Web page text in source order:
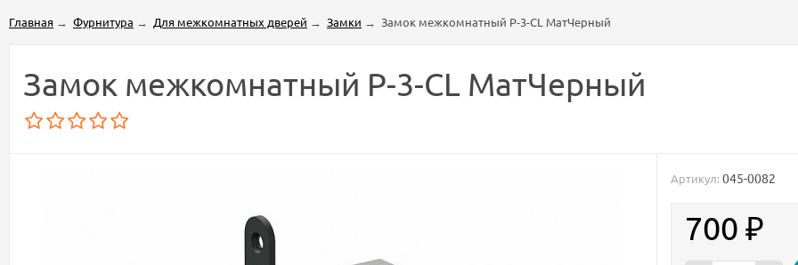
Главная → Фурнитура → Для межкомнатных дверей → Замки → Замок межкомнатный P-3-CL МатЧерный
Замок межкомнатный P-3-CL МатЧерный
Артикул: 045-0082
700₽